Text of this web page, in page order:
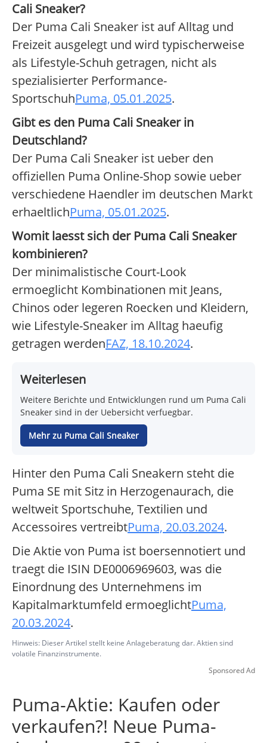
Cali Sneaker?
Der Puma Cali Sneaker ist auf Alltag und
Freizeit ausgelegt und wird typischerweise
als Lifestyle-Schuh getragen, nicht als
spezialisierter Performance-
SportschuhPuma, 05.01.2025.
Gibt es den Puma Cali Sneaker in
Deutschland?
Der Puma Cali Sneaker ist ueber den
offiziellen Puma Online-Shop sowie ueber
verschiedene Haendler im deutschen Markt
erhaeltlichPuma, 05.01.2025.
Womit laesst sich der Puma Cali Sneaker
kombinieren?
Der minimalistische Court-Look
ermoeglicht Kombinationen mit Jeans,
Chinos oder legeren Roecken und Kleidern,
wie Lifestyle-Sneaker im Alltag haeufig
getragen werdenFAZ, 18.10.2024.
Weiterlesen
Weitere Berichte und Entwicklungen rund um Puma Cali
Sneaker sind in der Uebersicht verfuegbar.
Mehr zu Puma Cali Sneaker
Hinter den Puma Cali Sneakern steht die
Puma SE mit Sitz in Herzogenaurach, die
weltweit Sportschuhe, Textilien und
Accessoires vertreibtPuma, 20.03.2024.
Die Aktie von Puma ist boersennotiert und
traegt die ISIN DE0006969603, was die
Einordnung des Unternehmens im
Kapitalmarktumfeld ermoeglichtPuma,
20.03.2024.
Hinweis: Dieser Artikel stellt keine Anlageberatung dar. Aktien sind
volatile Finanzinstrumente.
Sponsored Ad
Puma-Aktie: Kaufen oder
verkaufen?! Neue Puma-